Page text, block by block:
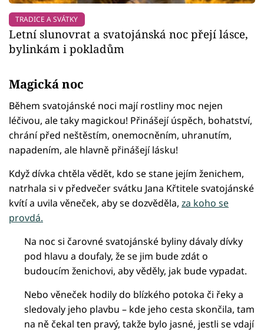
TRADICE A SVÁTKY
Letní slunovrat a svatojánská noc přejí lásce,
bylinkám i pokladům
Magická noc
Během svatojánské noci mají rostliny moc nejen
léčivou, ale taky magickou! Přinášejí úspěch, bohatství,
chrání před neštěstím, onemocněním, uhranutím,
napadením, ale hlavně přinášejí lásku!
Když dívka chtěla vědět, kdo se stane jejím ženichem,
natrhala si v předvečer svátku Jana Křtitele svatojánské
kvítí a uvila věneček, aby se dozvěděla, za koho se
provdá.
Na noc si čarovné svatojánské byliny dávaly dívky
pod hlavu a doufaly, že se jim bude zdát o
budoucím ženichovi, aby věděly, jak bude vypadat.
Nebo věneček hodily do blízkého potoka či řeky a
sledovaly jeho plavbu – kde jeho cesta skončila, tam
na ně čekal ten pravý, takže bylo jasné, jestli se vdají